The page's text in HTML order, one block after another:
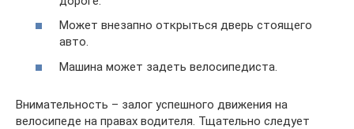
Может внезапно открыться дверь стоящего
авто.
Машина может задеть велосипедиста.
Внимательность – залог успешного движения на
велосипеде на правах водителя. Тщательно следует